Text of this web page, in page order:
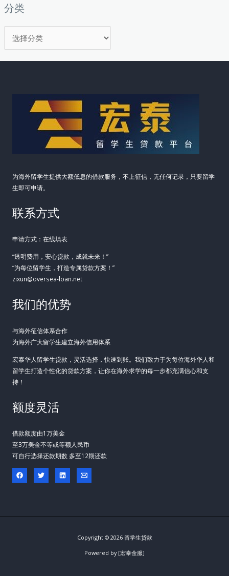
分类
类
获
息
贷
为海外留学生提供大额低息的借款服务，不上征信，无任何记录，只要留学
生即可申请。
联系方式
申请方式：在线填表
“透明费用，安心贷款，成就未来！”
“为每位留学生，打造专属贷款方案！”
zixun@oversea-loan.net
我们的优势
与海外征信体系合作
为海外广大留学生建立海外信用体系
宏泰华人留学生贷款，灵活选择，快速到账。我们致力于为每位海外华人和
留学生打造个性化的贷款方案，让你在海外求学的每一步都充满信心和支
持！
额度灵活
借款额度由1万美金
至3万美金不等或等额人民币
可自行选择还款期数 多至12期还款
Copyright © 2026 留学生贷款
Powered by [宏泰金服]